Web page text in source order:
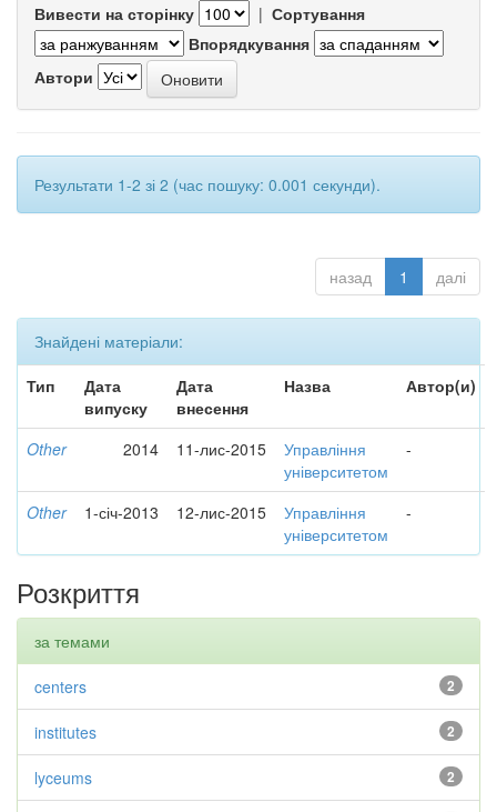
Вивести на сторінку | Сортування
Впорядкування
Автори
Результати 1-2 зі 2 (час пошуку: 0.001 секунди).
назад 1 далі
Знайдені матеріали:
Тип
Дата
випуску
Дата
внесення
Назва Автор(и)
Other 2014 11-лис-2015
Управління
університетом
-
Other 1-січ-2013 12-лис-2015
Управління
університетом
-
Розкриття
за темами
2
centers
2
institutes
2
lyceums